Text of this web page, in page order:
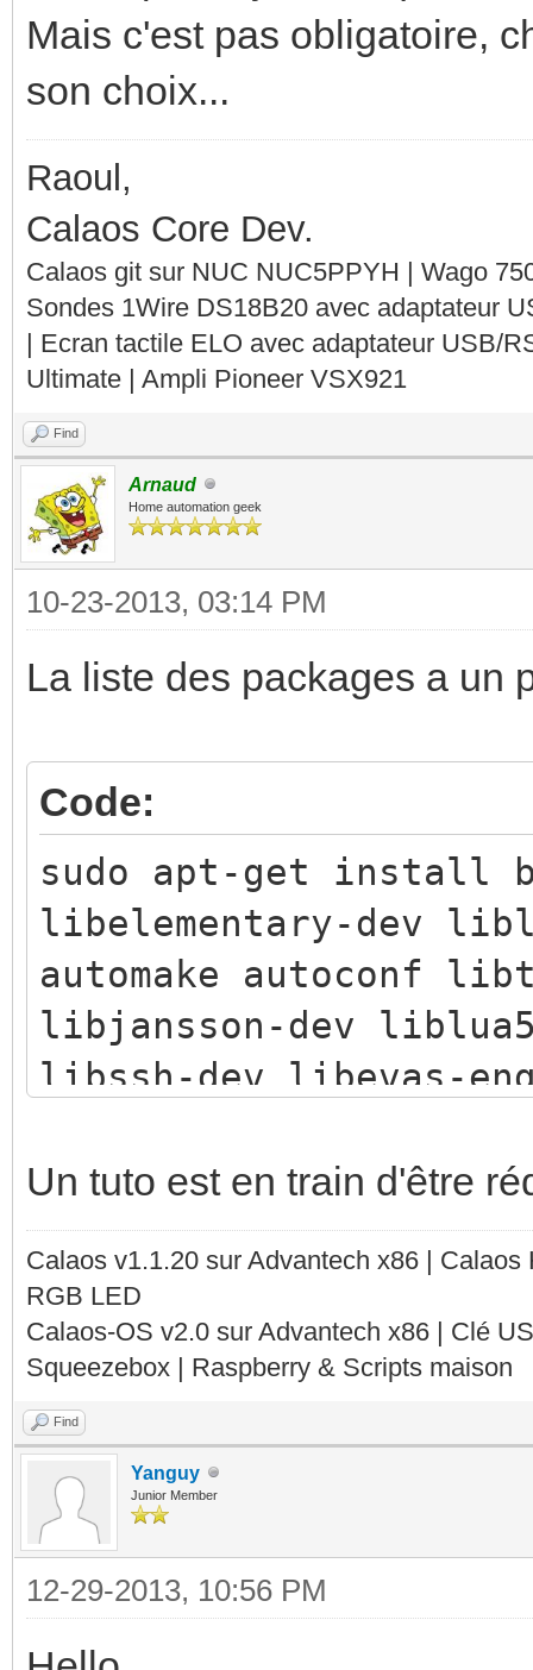
Mais c'est pas obligatoire,
son choix...
Raoul,
Calaos Core Dev.
Calaos git sur NUC NUC5PPYH | Wago
Sondes 1Wire DS18B20 avec adaptateur
| Ecran tactile ELO avec adaptateur USB/
Ultimate | Ampli Pioneer VSX921
Find
Arnaud
Home automation geek
10-23-2013, 03:14 PM
La liste des packages a un
Code:
sudo apt-get install
libelementary-dev
automake autoconf
libjansson-dev
libssh-dev libevas-
Un tuto est en train d'être
Calaos v1.1.20 sur Advantech x86 |
RGB LED
Calaos-OS v2.0 sur Advantech x86 | Clé
Squeezebox | Raspberry & Scripts maison
Find
Yanguy
Junior Member
12-29-2013, 10:56 PM